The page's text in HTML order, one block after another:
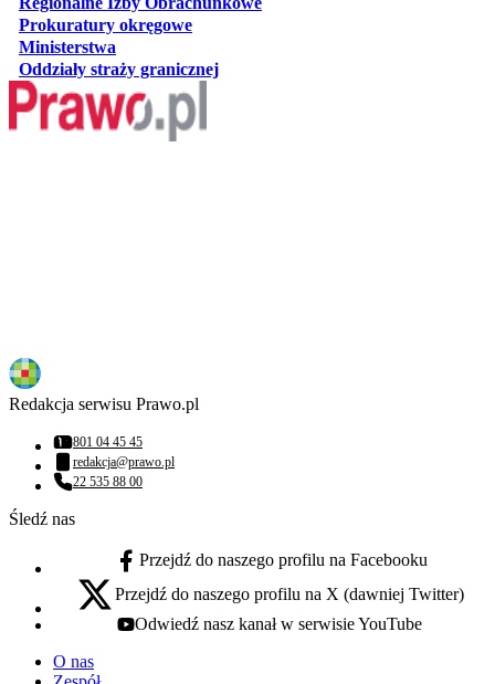
Prokuratury okręgoweotwiera się w nowej karcie
Ministerstwa
Oddziały straży granicznejotwiera się w nowej karcie
Redakcja serwisu Prawo.pl
Numer telefonu:
801 04 45 45
Adres email:
redakcja@prawo.pl
Numer telefonu:
22 535 88 00
Śledź nas
facebook - otwiera się w nowej karcie
Przejdź do naszego profilu na Facebooku
x - otwiera się w nowej karcie
Przejdź do naszego profilu na X (dawniej Twitter)
youtube - otwiera się w nowej karcie
Odwiedź nasz kanał w serwisie YouTube
O nas